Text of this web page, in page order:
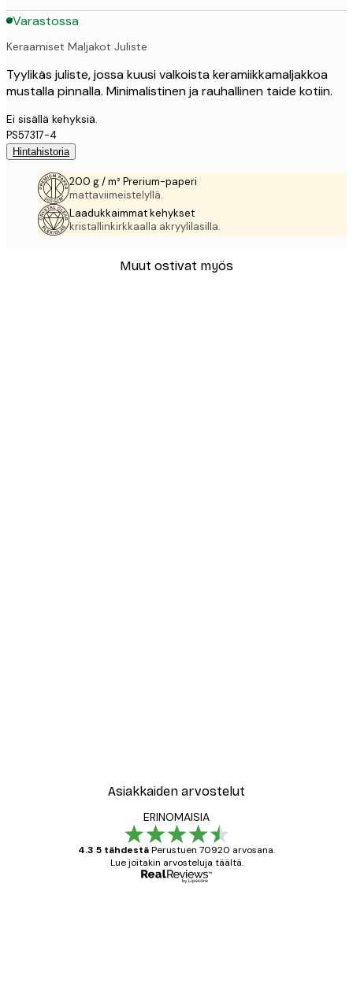
Varastossa
Keraamiset Maljakot Juliste
Tyylikäs juliste, jossa kuusi valkoista keramiikkamaljakkoa
mustalla pinnalla. Minimalistinen ja rauhallinen taide kotiin.
Ei sisällä kehyksiä.
PS57317-4
Hintahistoria
200 g / m² Prerium-paperi
mattaviimeistelyllä.
Laadukkaimmat kehykset
kristallinkirkkaalla akryylilasilla.
Muut ostivat myös
Asiakkaiden arvostelut
ERINOMAISIA
4.3 5 tähdestäPerustuen 70920 arvosana.
Lue joitakin arvosteluja täältä.